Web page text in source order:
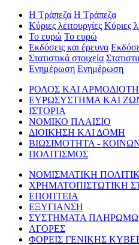
Η Τράπεζα Η Τράπεζα
Κύριες λειτουργίες Κύριες
Το ευρώ Το ευρώ
Εκδόσεις και έρευνα
Στατιστικά στοιχεία
Ενημέρωση Ενημέρωση
ΡΟΛΟΣ ΚΑΙ
ΕΥΡΩΣΥΣΤΗΜΑ ΚΑΙ
ΙΣΤΟΡΙΑ
ΝΟΜΙΚΟ ΠΛΑΙΣΙΟ
ΔΙΟΙΚΗΣΗ ΚΑΙ ΔΟΜΗ
ΒΙΩΣΙΜΟΤΗΤΑ -
ΠΟΛΙΤΙΣΜΟΣ
ΝΟΜΙΣΜΑΤΙΚΗ
ΧΡΗΜΑΤΟΠΙΣΤΩΤΙΚΗ
ΕΠΟΠΤΕΙΑ
ΕΞΥΓΙΑΝΣΗ
ΣΥΣΤΗΜΑΤΑ
ΑΓΟΡΕΣ
ΦΟΡΕΙΣ ΓΕΝΙΚΗΣ